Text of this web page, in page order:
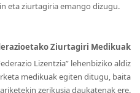
eta ziurtagiria emango dizugu.
Ziurtagiri Medikuak
Lizentzia” lehenbiziko aldiz
medikuak egiten ditugu, baita
zerikusia daukatenak ere.